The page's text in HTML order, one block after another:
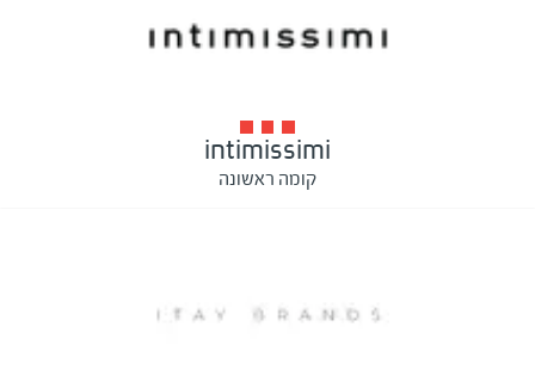
intimissimi
קומה ראשונה